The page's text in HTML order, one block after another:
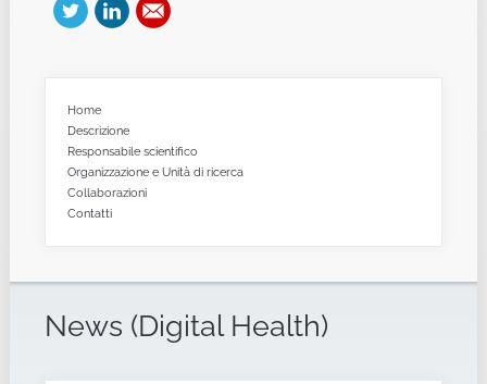
Home
Descrizione
Responsabile scientifico
Organizzazione e Unità di ricerca
Collaborazioni
Contatti
News (Digital Health)